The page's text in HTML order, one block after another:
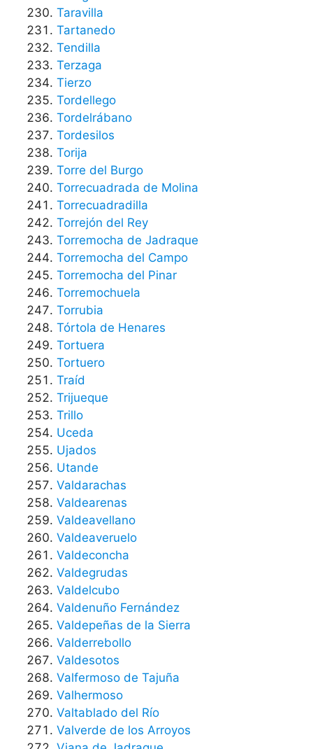
Taravilla
Tartanedo
Tendilla
Terzaga
Tierzo
Tordellego
Tordelrábano
Tordesilos
Torija
Torre del Burgo
Torrecuadrada de Molina
Torrecuadradilla
Torrejón del Rey
Torremocha de Jadraque
Torremocha del Campo
Torremocha del Pinar
Torremochuela
Torrubia
Tórtola de Henares
Tortuera
Tortuero
Traíd
Trijueque
Trillo
Uceda
Ujados
Utande
Valdarachas
Valdearenas
Valdeavellano
Valdeaveruelo
Valdeconcha
Valdegrudas
Valdelcubo
Valdenuño Fernández
Valdepeñas de la Sierra
Valderrebollo
Valdesotos
Valfermoso de Tajuña
Valhermoso
Valtablado del Río
Valverde de los Arroyos